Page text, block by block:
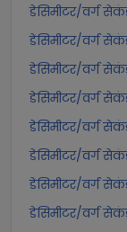
डेसिमीटर/वर्ग
डेसिमीटर/वर्ग
डेसिमीटर/वर्ग
डेसिमीटर/वर्ग
डेसिमीटर/वर्ग
डेसिमीटर/वर्ग
डेसिमीटर/वर्ग
डेसिमीटर/वर्ग